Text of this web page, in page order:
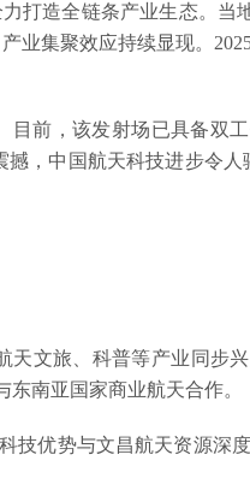
打造全链条产业生态。当
业集聚效应持续显现。
目前，该发射场已具备双
，中国航天科技进步令人
天文旅、科普等产业同步
南亚国家商业航天合作。
技优势与文昌航天资源深